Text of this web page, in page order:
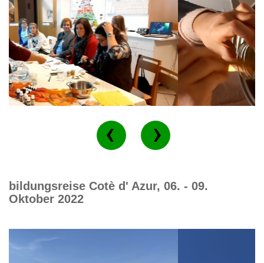
bildungsreise Cotè d' Azur, 06. - 09.
Oktober 2022